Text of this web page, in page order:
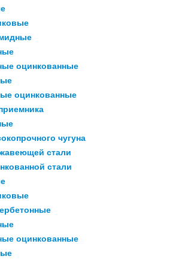
оцинкованные
оцинкованные
чугуна
стали
стали
оцинкованные